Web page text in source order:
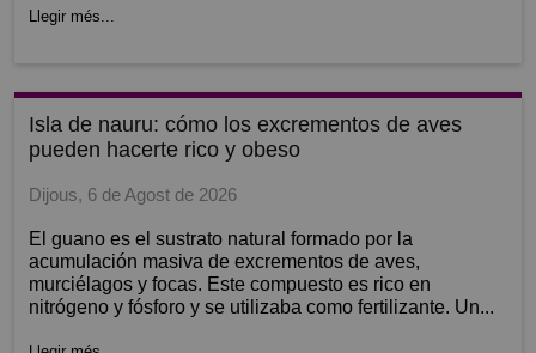
Llegir més...
isla de nauru: cómo los excrementos de aves
pueden hacerte rico y obeso
Dijous, 6 de Agost de 2026
El guano es el sustrato natural formado por la
acumulación masiva de excrementos de aves,
murciélagos y focas. Este compuesto es rico en
nitrógeno y fósforo y se utilizaba como fertilizante. Un...